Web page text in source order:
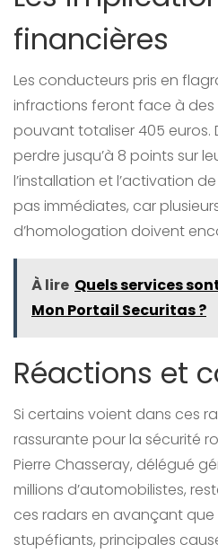
financières
Les conducteurs pris en
infractions feront face à
pouvant totaliser 405 euros.
perdre jusqu’à 8 points sur
l’installation et l’activation
pas immédiates, car
d’homologation doivent
À lire Quels services
Mon Portail Securitas ?
Réactions et
Si certains voient dans ces
rassurante pour la sécurité
Pierre Chasseray, délégué
millions d’automobilistes,
ces radars en avançant que
stupéfiants, principales